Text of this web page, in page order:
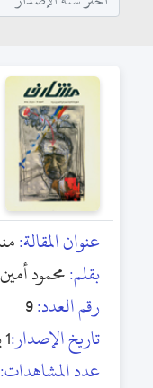
عنوان المقالة:
بقلم:محمود
رقم العدد:9
تاريخ الإصدار:1 يونيو 1996
عدد المشاهدات: